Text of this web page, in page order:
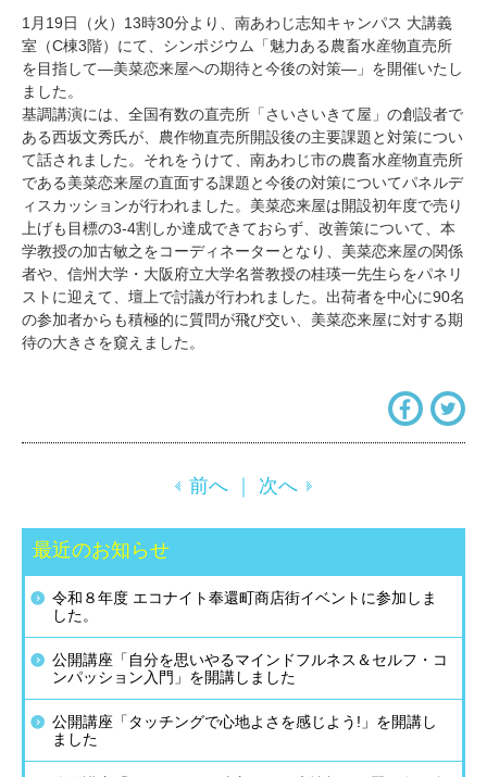
1月19日（火）13時30分より、南あわじ志知キャンパス 大講義
室（C棟3階）にて、シンポジウム「魅力ある農畜水産物直売所
を目指して―美菜恋来屋への期待と今後の対策―」を開催いたし
ました。
基調講演には、全国有数の直売所「さいさいきて屋」の創設者で
ある西坂文秀氏が、農作物直売所開設後の主要課題と対策につい
て話されました。それをうけて、南あわじ市の農畜水産物直売所
である美菜恋来屋の直面する課題と今後の対策についてパネルデ
ィスカッションが行われました。美菜恋来屋は開設初年度で売り
上げも目標の3-4割しか達成できておらず、改善策について、本
学教授の加古敏之をコーディネーターとなり、美菜恋来屋の関係
者や、信州大学・大阪府立大学名誉教授の桂瑛一先生らをパネリ
ストに迎えて、壇上で討議が行われました。出荷者を中心に90名
の参加者からも積極的に質問が飛び交い、美菜恋来屋に対する期
待の大きさを窺えました。
前へ 次へ
最近のお知らせ
令和８年度 エコナイト奉還町商店街イベントに参加しま
した。
公開講座「自分を思いやるマインドフルネス＆セルフ・コ
ンパッション入門」を開講しました
公開講座「タッチングで心地よさを感じよう!」を開講し
ました